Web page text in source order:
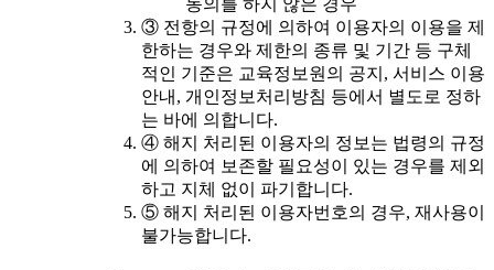
동의를 하지 않은 경우
③ 전항의 규정에 의하여 이용자의 이용을 제
한하는 경우와 제한의 종류 및 기간 등 구체
적인 기준은 교육정보원의 공지, 서비스 이용
안내, 개인정보처리방침 등에서 별도로 정하
는 바에 의합니다.
④ 해지 처리된 이용자의 정보는 법령의 규정
에 의하여 보존할 필요성이 있는 경우를 제외
하고 지체 없이 파기합니다.
⑤ 해지 처리된 이용자번호의 경우, 재사용이
불가능합니다.